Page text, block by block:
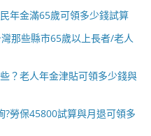
年金滿65歲可領多少錢試算
那些縣市65歲以上長者/老人
？老人年金津貼可領多少錢與
勞保45800試算與月退可領多